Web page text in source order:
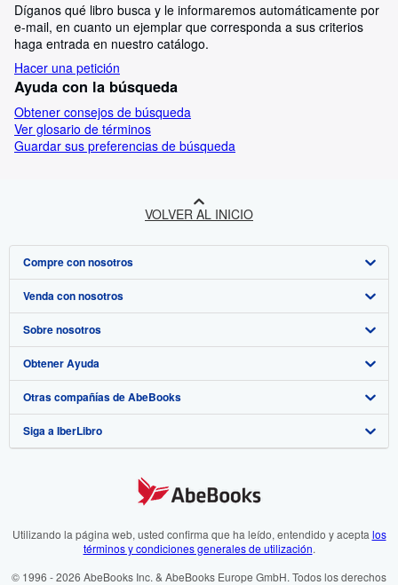
Díganos qué libro busca y le informaremos automáticamente por
e-mail, en cuanto un ejemplar que corresponda a sus criterios
haga entrada en nuestro catálogo.
Hacer una petición
Ayuda con la búsqueda
Obtener consejos de búsqueda
Ver glosario de términos
Guardar sus preferencias de búsqueda
VOLVER AL INICIO
Compre con nosotros
Búsqueda avanzada
Colecciones
Mi cuenta
Mis pedidos
Ver carrito
Venda con nosotros
Comenzar a vender
Únase a nuestro programa de afiliados
Recomiende un vendedor
Sobre nosotros
Sobre IberLibro
Medios
Empleo
Preferencias de cookies
Aviso de cookies
Obtener Ayuda
Preguntas frecuentes y guías
Atención al Cliente
Otras compañías de AbeBooks
AbeBooks.com
AbeBooks.fr
Siga a IberLibro
Utilizando la página web, usted confirma que ha leído, entendido y acepta los
términos y condiciones generales de utilización.
© 1996 - 2026 AbeBooks Inc. & AbeBooks Europe GmbH. Todos los derechos